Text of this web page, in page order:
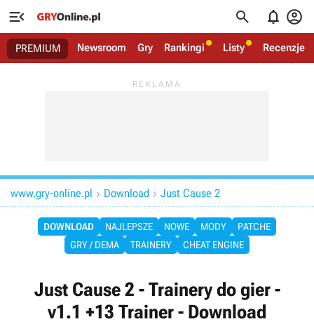
   
PREMIUM Newsroom Gry Rankingi Listy Recenzje
www.gry-online.pl  Download  Just Cause 2
DOWNLOAD NAJLEPSZE NOWE MODY
PATCHE
GRY / DEMA
TRAINERY CHEAT ENGINE
Just Cause 2 - Trainery do gier -
v1.1 +13 Trainer - Download